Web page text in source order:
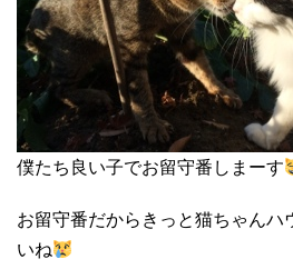
僕たち良い子でお留守番しまーす
お留守番だからきっと猫ちゃんハ
いね